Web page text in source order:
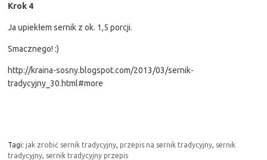
Krok 4
Ja upiekłem sernik z ok. 1,5 porcji.
Smacznego! :)
http://kraina-sosny.blogspot.com/2013/03/sernik-
tradycyjny_30.html#more
Tagi:jak zrobić sernik tradycyjny,przepis na sernik tradycyjny, sernik
tradycyjny, sernik tradycyjny przepis